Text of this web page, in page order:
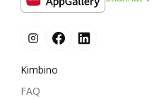
Kimbino
FAQ